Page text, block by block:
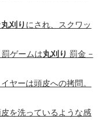
丸刈り にされ、スクワッ
ゲームは丸刈り 罰金 –
ヤーは頭皮への拷問。
を洗っているような感